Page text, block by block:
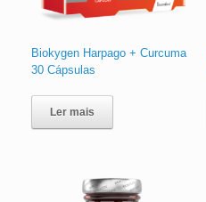
Biokygen Harpago + Curcuma
30 Cápsulas
Ler mais